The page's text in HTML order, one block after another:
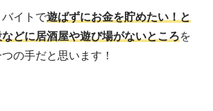
イトで遊ばずにお金を貯めたい！と
どに居酒屋や遊び場がないところを
の手だと思います！